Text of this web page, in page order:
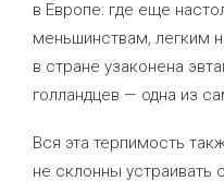
в Европе: где еще
меньшинствам, легким
в стране узаконена
голландцев — одна из
Вся эта терпимость
не склонны устраивать